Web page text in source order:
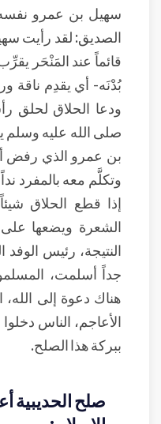
سهيل بن عمرو نفسه
الصديق: لقد رأيت
قائماً عند المَنْحَر
بُدْنَه- أي يقدِم ناقة
ودعا الحلاق لحلق
صلى الله عليه
بن عمرو الذي رفض
وتكلَّم معه بالمفرد
إذا قطع الحلاق
الشعرة ويضعها على
النتيجة، رئيس
جداً أسلمت،
هناك دعوة إلى الله،
الأعاجم، الناس
ببركة هذا الصلح.
صلح الحديبية